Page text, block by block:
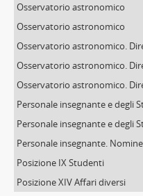
Osservatorio astronomico
Osservatorio astronomico
Osservatorio astronomico.
Osservatorio astronomico.
Osservatorio astronomico.
Posizione IX Studenti
Posizione XIV Affari diversi